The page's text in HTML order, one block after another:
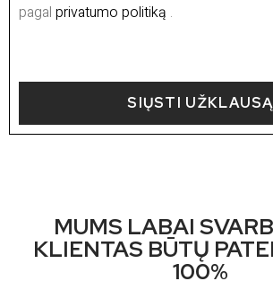
pagal privatumo politiką .
SIŲSTI UŽKLAUSĄ
MUMS LABAI
KLIENTAS BŪTŲ
100%